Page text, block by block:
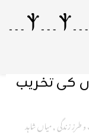
Ⲯ﹍︿﹍︿﹍ الکمونیا ﹍Ⲯ﹍Ⲯ﹍
کی تخریب
طرزِ زندگی,میاں شاہد